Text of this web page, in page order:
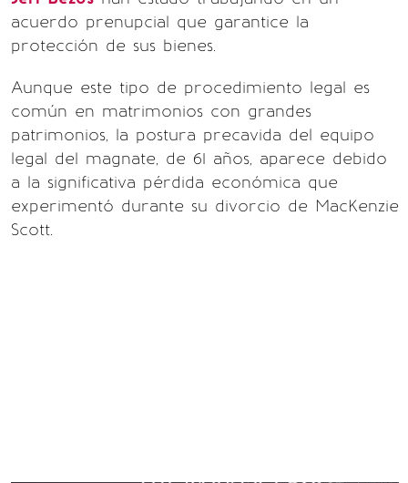
acuerdo prenupcial que garantice la
protección de sus bienes.
Aunque este tipo de procedimiento legal es
común en matrimonios con grandes
patrimonios, la postura precavida del equipo
legal del magnate, de 61 años, aparece debido
a la significativa pérdida económica que
experimentó durante su divorcio de MacKenzie
Scott.